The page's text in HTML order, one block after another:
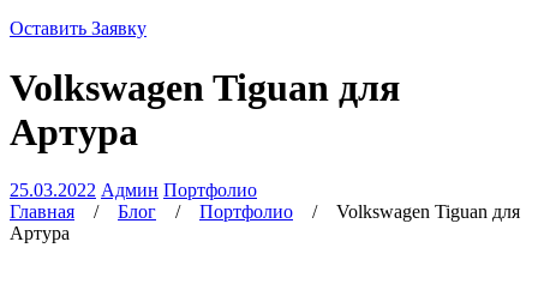
Оставить Заявку
Volkswagen Tiguan для
Артура
25.03.2022 Админ Портфолио
Главная / Блог / Портфолио / Volkswagen Tiguan для
Артура